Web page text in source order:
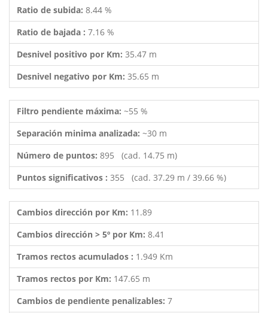
Ratio de subida: 8.44 %
Ratio de bajada : 7.16 %
Desnivel positivo por Km: 35.47 m
Desnivel negativo por Km: 35.65 m
Filtro pendiente máxima: ~55 %
Separación minima analizada: ~30 m
Número de puntos: 895 (cad. 14.75 m)
Puntos significativos : 355 (cad. 37.29 m / 39.66 %)
Cambios dirección por Km: 11.89
Cambios dirección > 5º por Km: 8.41
Tramos rectos acumulados : 1.949 Km
Tramos rectos por Km: 147.65 m
Cambios de pendiente penalizables: 7